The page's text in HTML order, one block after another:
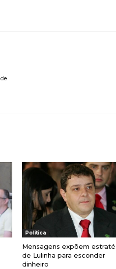
Política
Mensagens expõem
de Lulinha para esconder
dinheiro